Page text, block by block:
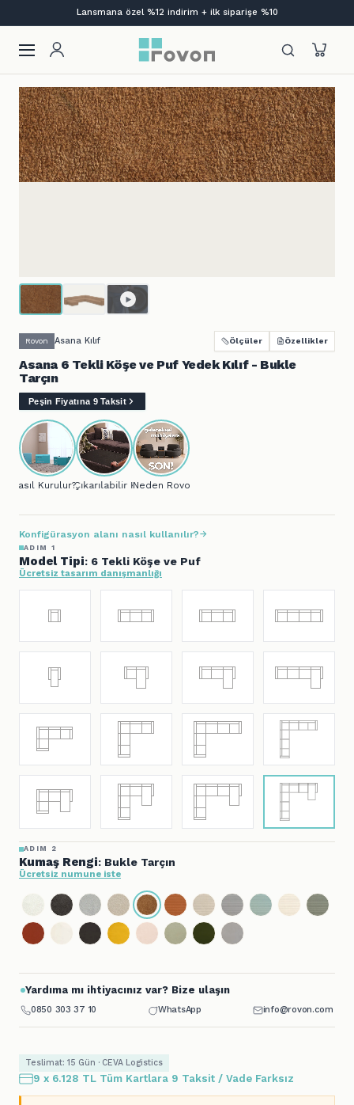
Bi' Kutu Mobilya | Aç. Kur. Otur.
Rovon Asana Kılıf Ölçüler Özellikler
Asana 6 Tekli Köşe ve Puf Yedek Kılıf - Bukle
Tarçın
Peşin Fiyatına 9 Taksit
Nasıl Kurulur?Çıkarılabilir KılıfNeden Rovon?
Konfigürasyon alanı nasıl kullanılır?
ADIM 1
Model Tipi: 6 Tekli Köşe ve Puf
Ücretsiz tasarım danışmanlığı
ADIM 2
Kumaş Rengi: Bukle Tarçın
Ücretsiz numune iste
Yardıma mı ihtiyacınız var? Bize ulaşın
0850 303 37 10 WhatsApp info@rovon.com
Teslimat: 15 Gün · CEVA Logistics
9 x 6.128 TL Tüm Kartlara 9 Taksit / Vade Farksız